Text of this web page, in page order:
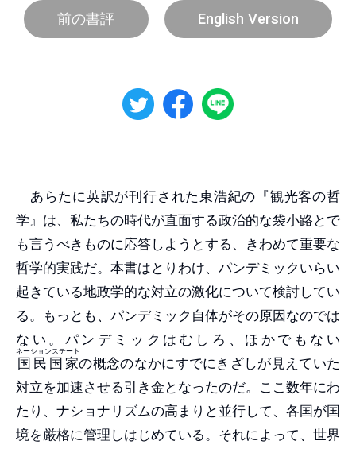
前の書評 English Version
あらたに英訳が刊行された東浩紀の『観光客の哲
学』は、私たちの時代が直面する政治的な袋小路とで
も言うべきものに応答しようとする、きわめて重要な
哲学的実践だ。本書はとりわけ、パンデミックいらい
起きている地政学的な対立の激化について検討してい
る。もっとも、パンデミック自体がその原因なのでは
ない。パンデミックはむしろ、ほかでもない
国民国家
ネーションステート
の概念のなかにすでにきざしが見えていた
対立を加速させる引き金となったのだ。ここ数年にわ
たり、ナショナリズムの高まりと並行して、各国が国
境を厳格に管理しはじめている。それによって、世界